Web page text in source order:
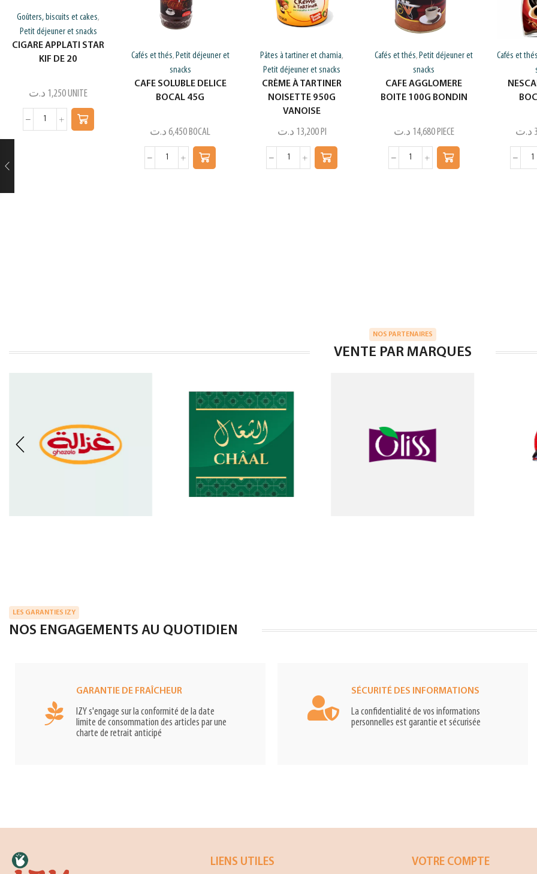
Goûters, biscuits et cakes,
Petit déjeuner et snacks
CIGARE APPLATI STAR
KIF DE 20
1,250 د.ت UNITE
Cafés et thés, Petit déjeuner et
snacks
CAFE SOLUBLE DELICE
BOCAL 45G
6,450 د.ت BOCAL
Pâtes à tartiner et chamia,
Petit déjeuner et snacks
CRÈME À TARTINER
NOISETTE 950G
VANOISE
13,200 د.ت PI
Cafés et thés,Petit déjeuner et
snacks
CAFE AGGLOMERE
BOITE 100G BONDIN
14,680 د.ت PIECE
Cafés et thés
د.ت
NOS PARTENAIRES
VENTE PAR MARQUES
LES GARANTIES IZY
NOS ENGAGEMENTS AU QUOTIDIEN
GARANTIE DE FRAÎCHEUR
IZY s'engage sur la conformité de la date
limite de consommation des articles par une
charte de retrait anticipé
SÉCURITÉ DES INFORMATIONS
La confidentialité de vos informations
personnelles est garantie et sécurisée
LIENS UTILES VOTRE COMPTE